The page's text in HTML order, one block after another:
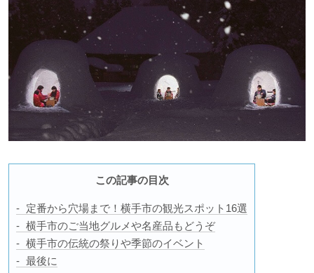
この記事の目次
定番から穴場まで！横手市の観光スポット16選
横手市のご当地グルメや名産品もどうぞ
横手市の伝統の祭りや季節のイベント
最後に